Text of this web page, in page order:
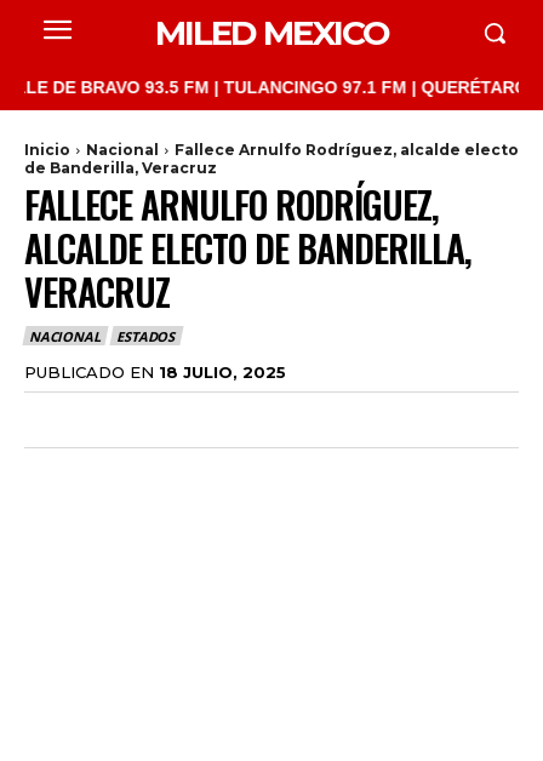
MILED MEXICO
BRAVO 93.5 FM | TULANCINGO 97.1 FM | QUERÉTARO
Inicio Nacional
Fallece Arnulfo Rodríguez, alcalde electo
de Banderilla, Veracruz
FALLECE ARNULFO RODRÍGUEZ,
ALCALDE ELECTO DE BANDERILLA,
VERACRUZ
NACIONAL ESTADOS
PUBLICADO EN 18 JULIO, 2025